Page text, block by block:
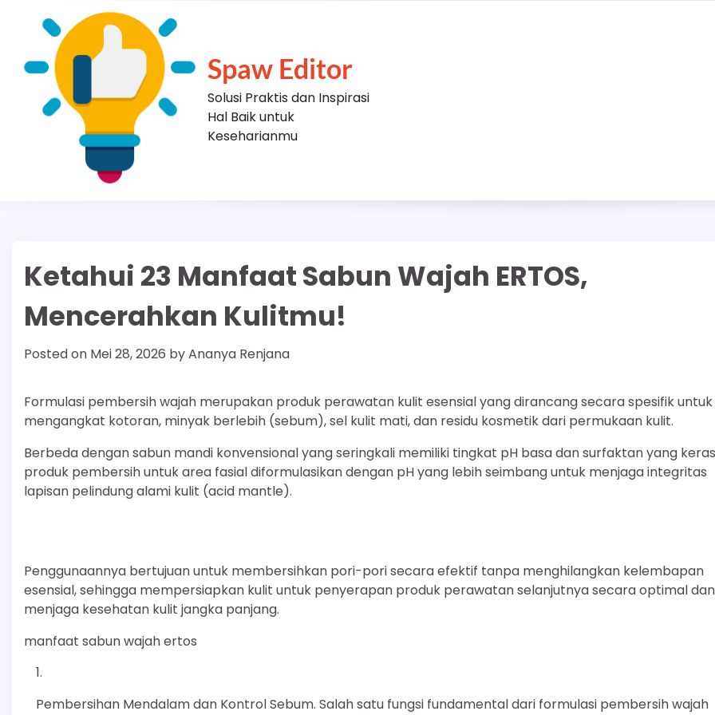
Spaw Editor
Solusi Praktis dan Inspirasi
Hal Baik untuk
Keseharianmu
Ketahui 23 Manfaat Sabun Wajah ERTOS,
Mencerahkan Kulitmu!
Posted on Mei 28, 2026 byAnanya Renjana
Formulasi pembersih wajah merupakan produk perawatan kulit esensial yang dirancang secara spesifik untuk
mengangkat kotoran, minyak berlebih (sebum), sel kulit mati, dan residu kosmetik dari permukaan kulit.
Berbeda dengan sabun mandi konvensional yang seringkali memiliki tingkat pH basa dan surfaktan yang
produk pembersih untuk area fasial diformulasikan dengan pH yang lebih seimbang untuk menjaga integritas
lapisan pelindung alami kulit (acid mantle).
Penggunaannya bertujuan untuk membersihkan pori-pori secara efektif tanpa menghilangkan kelembapan
esensial, sehingga mempersiapkan kulit untuk penyerapan produk perawatan selanjutnya secara optimal dan
menjaga kesehatan kulit jangka panjang.
manfaat sabun wajah ertos
Pembersihan Mendalam dan Kontrol Sebum. Salah satu fungsi fundamental dari formulasi pembersih wajah